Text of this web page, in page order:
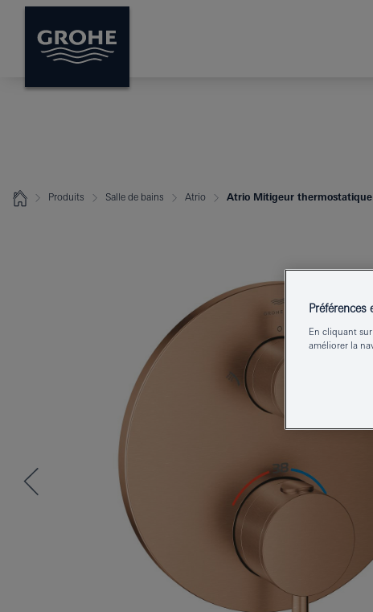
Produits Salle de bains Atrio Atrio Mitigeur
Préférences
En cliquant
améliorer la